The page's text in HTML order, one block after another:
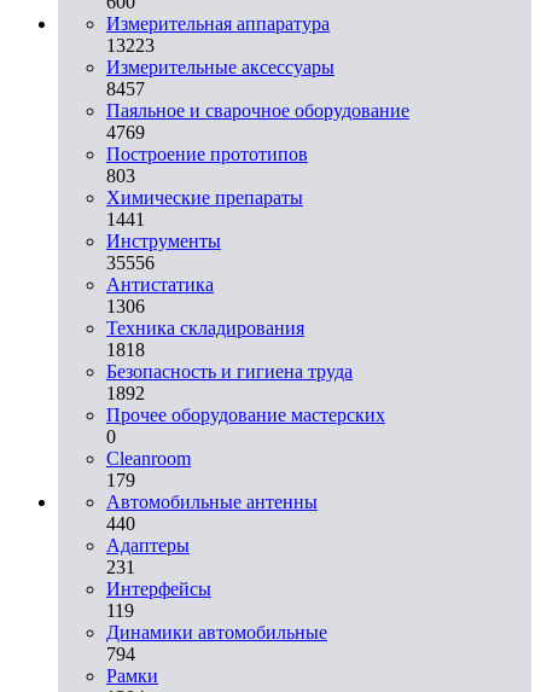
Измерительная аппаратура
13223
Измерительные аксессуары
8457
Паяльное и сварочное оборудование
4769
Построение прототипов
803
Химические препараты
1441
Инструменты
35556
Aнтистатика
1306
Техника складирования
1818
Безопасность и гигиена труда
1892
Прочее оборудование мастерских
0
Cleanroom
179
Автомобильные антенны
440
Адаптеры
231
Интерфейсы
119
Динамики автомобильные
794
Рамки